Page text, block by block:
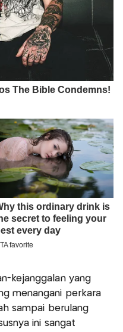
kejanggalan yang
menangani perkara
sampai berulang
ini sangat